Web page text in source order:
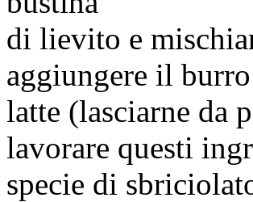
di lievito e
aggiungere il
latte (lasciarne da
lavorare questi
specie di